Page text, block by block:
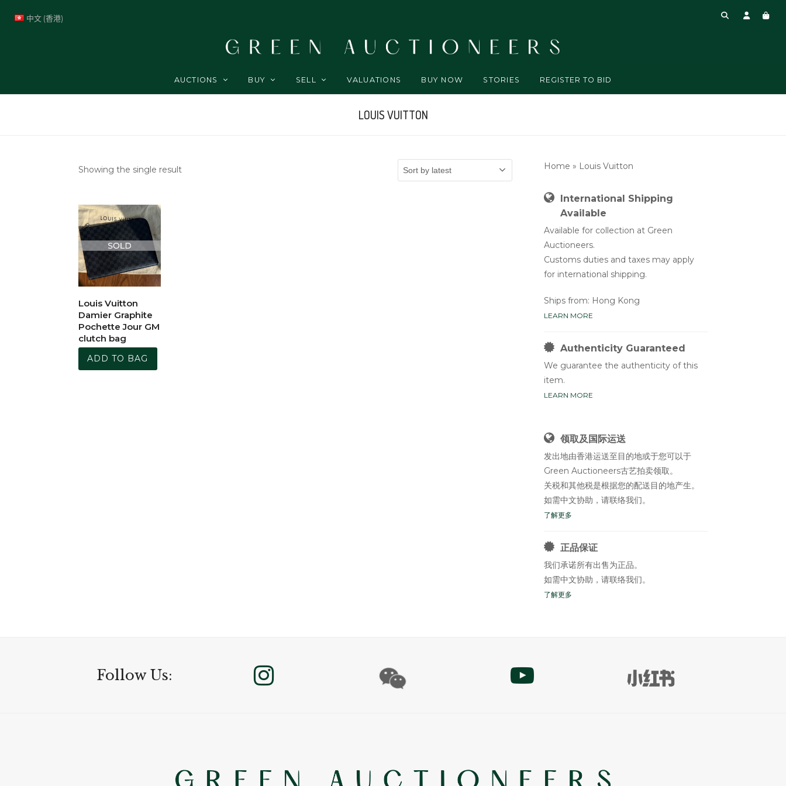
中文 (香港)
AUCTIONS BUY SELL VALUATIONS BUY NOW STORIES REGISTER TO BID
LOUIS VUITTON
Showing the single result
Louis Vuitton
Damier Graphite
Pochette Jour GM
clutch bag
ADD TO BAG
Home » Louis Vuitton
International Shipping
Available
Available for collection at Green
Auctioneers.
Customs duties and taxes may apply
for international shipping.
Ships from: Hong Kong
LEARN MORE
Authenticity Guaranteed
We guarantee the authenticity of this
item.
LEARN MORE
领取及国际运送
发出地由香港运送至目的地或于您可以于
Green Auctioneers古艺拍卖领取。
关税和其他税是根据您的配送目的地产生。
如需中文协助，请联络我们。
了解更多
正品保证
我们承诺所有出售为正品。
如需中文协助，请联络我们。
了解更多
Follow Us: